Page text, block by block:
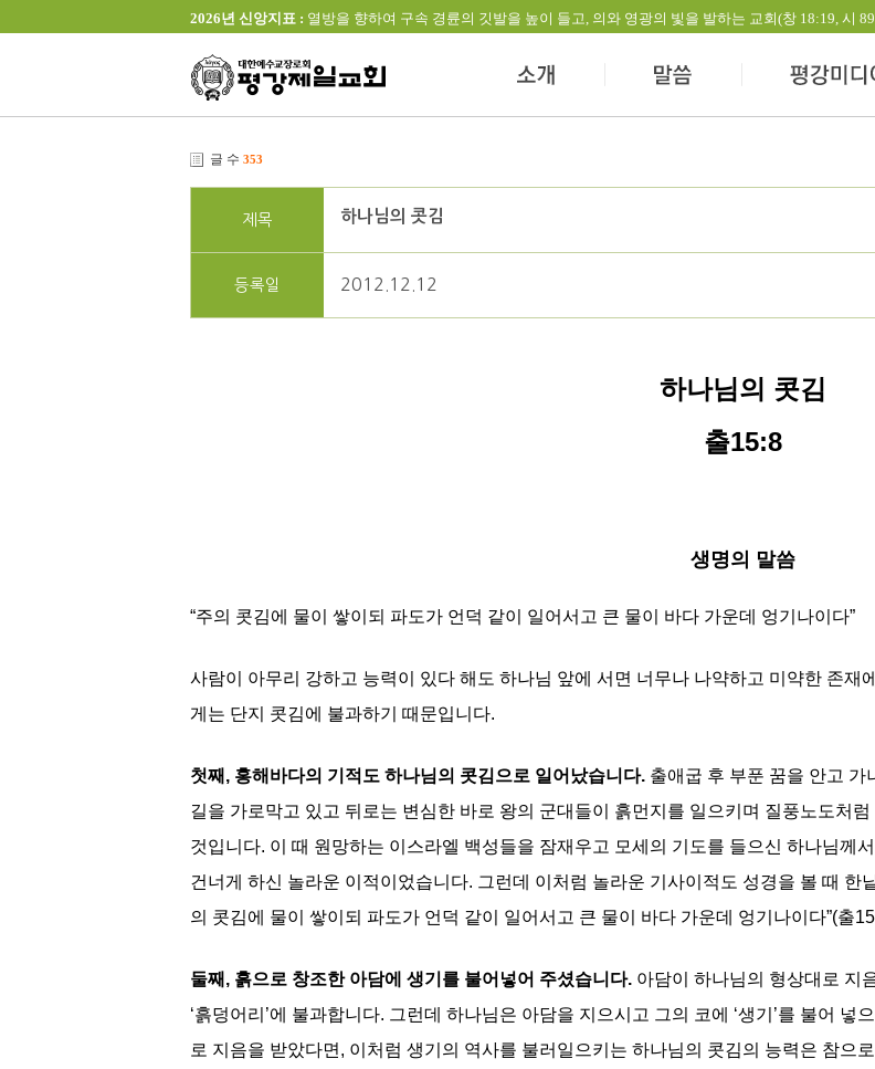
2026년 신앙지표 : 열방을 향하여 구속 경륜의 깃발을 높이 들고, 의와 영광의 빛을 발하는 교회(창 18:19, 시
글 수 353
제목 하나님의 콧김
등록일 2012.12.12
하나님의 콧김
출15:8
생명의 말씀
“주의 콧김에 물이 쌓이되 파도가 언덕 같이 일어서고 큰 물이 바다 가운데 엉기나이다”
사람이 아무리 강하고 능력이 있다 해도 하나님 앞에 서면 너무나 나약하고 미약한 존재
게는 단지 콧김에 불과하기 때문입니다.
첫째, 홍해바다의 기적도 하나님의 콧김으로 일어났습니다. 출애굽 후 부푼 꿈을 안고
길을 가로막고 있고 뒤로는 변심한 바로 왕의 군대들이 흙먼지를 일으키며 질풍노도처
것입니다. 이 때 원망하는 이스라엘 백성들을 잠재우고 모세의 기도를 들으신 하나님께
건너게 하신 놀라운 이적이었습니다. 그런데 이처럼 놀라운 기사이적도 성경을 볼 때 한
의 콧김에 물이 쌓이되 파도가 언덕 같이 일어서고 큰 물이 바다 가운데 엉기나이다”(출
둘째, 흙으로 창조한 아담에 생기를 불어넣어 주셨습니다. 아담이 하나님의 형상대로 지
‘흙덩어리’에 불과합니다. 그런데 하나님은 아담을 지으시고 그의 코에 ‘생기’를 불어 넣
로 지음을 받았다면, 이처럼 생기의 역사를 불러일으키는 하나님의 콧김의 능력은 참으